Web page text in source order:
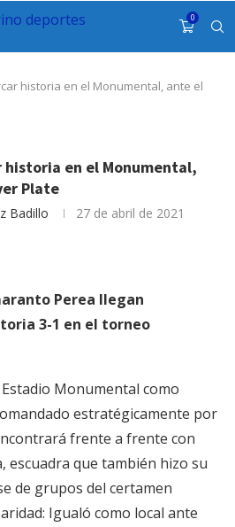
0
historia en el Monumental, ante el
historia en el Monumental,
Plate
Badillo 27 de abril de 2021
Perea llegan
3-1 en el torneo
Monumental como
estratégicamente por
frente a frente con
escuadra que también hizo su
de grupos del certamen
Igualó como local ante